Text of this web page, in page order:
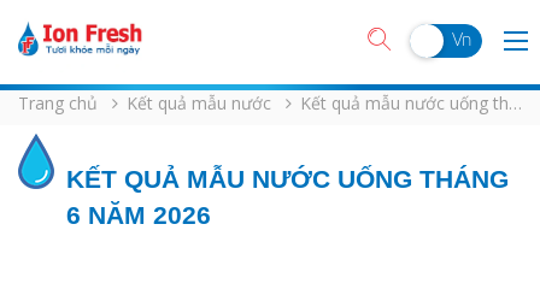
Vn
Trang chủ Kết quả mẫu nước Kết quả mẫu nước uống tháng 6 năm 2026
KẾT QUẢ MẪU NƯỚC UỐNG THÁNG
6 NĂM 2026